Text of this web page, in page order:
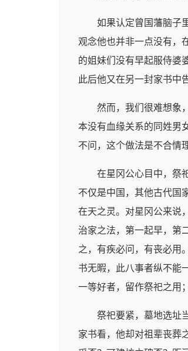
如果认定曾国藩脑子
观念他也并非一点没有，
的姐妹们没有早起服侍婆
此后他又在另一封家书中
然而，我们很难想象
本没有血缘关系的同姓男
不问，这个做法是不合情
在星冈公心目中，祭
不仅是中国，其他古代国
在天之灵。对星冈公来说
治家之法，第一起早，第
之，有疾必问，有丧必用
书无暇，此八事者纵不能
一等好者，留作祭祀之用
祭祀要紧，墓地选址
家书看，他却对祖辈丧葬